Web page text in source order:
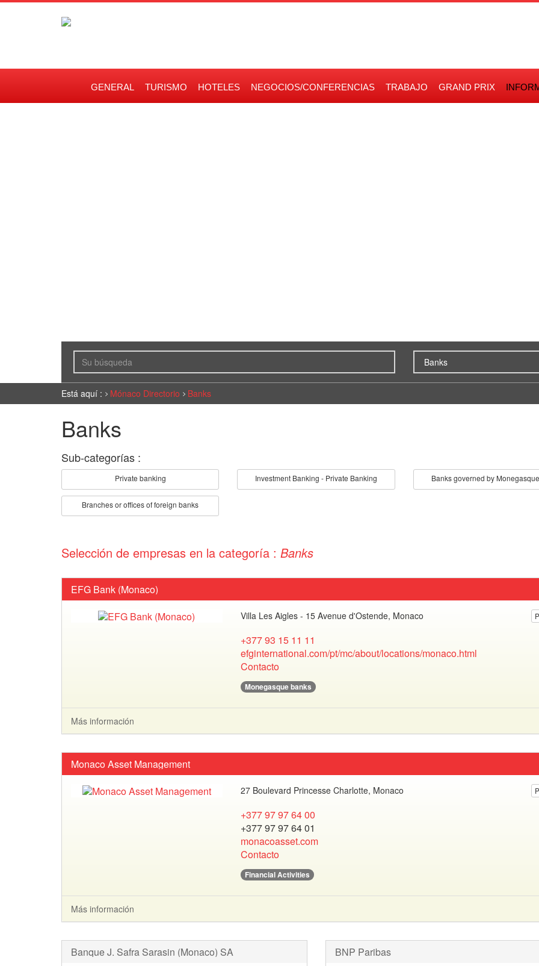
GENERAL TURISMO HOTELES NEGOCIOS/CONFERENCIAS TRABAJO GRAND PRIX
Está aquí : Mónaco Directorio Banks
Banks
Sub-categorías :
Private banking Investment Banking - Private Banking Banks governed by
Branches or offices of foreign banks
Selección de empresas en la categoría : Banks
EFG Bank (Monaco)
Villa Les Aigles - 15 Avenue d'Ostende, Monaco
+377 93 15 11 11
efginternational.com/pt/mc/about/locations/monaco.html
Contacto
Monegasque banks
Más información
Monaco Asset Management
27 Boulevard Princesse Charlotte, Monaco
+377 97 97 64 00
+377 97 97 64 01
monacoasset.com
Contacto
Financial Activities
Más información
Banque J. Safra Sarasin (Monaco) SA BNP Paribas